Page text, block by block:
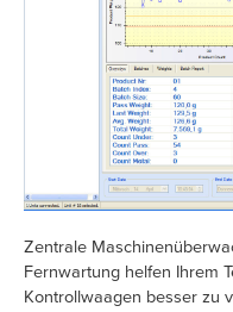
Zentrale
Fernwartung helfen Ihrem
Kontrollwaagen besser zu